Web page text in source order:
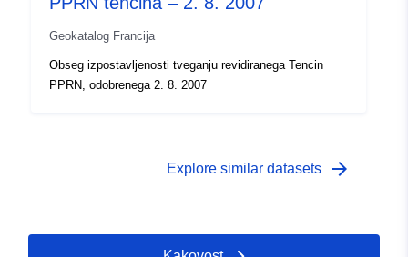
Geokatalog Francija
Obseg izpostavljenosti tveganju revidiranega Tencin
PPRN, odobrenega 2. 8. 2007
Explore similar datasets arrow_forward